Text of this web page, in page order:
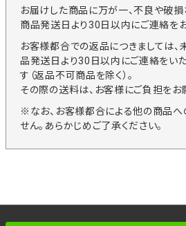
お届けした商品に万が一、不良や破損
商品発送日より30日以内にご連絡をお
お客様都合での返品につきましては、
品発送日より30日以内にご連絡をい
す（返品不可商品を除く）。
その際の送料は、お客様にご負担をお
※なお、お客様都合による他の商品へ
せん。あらかじめご了承ください。